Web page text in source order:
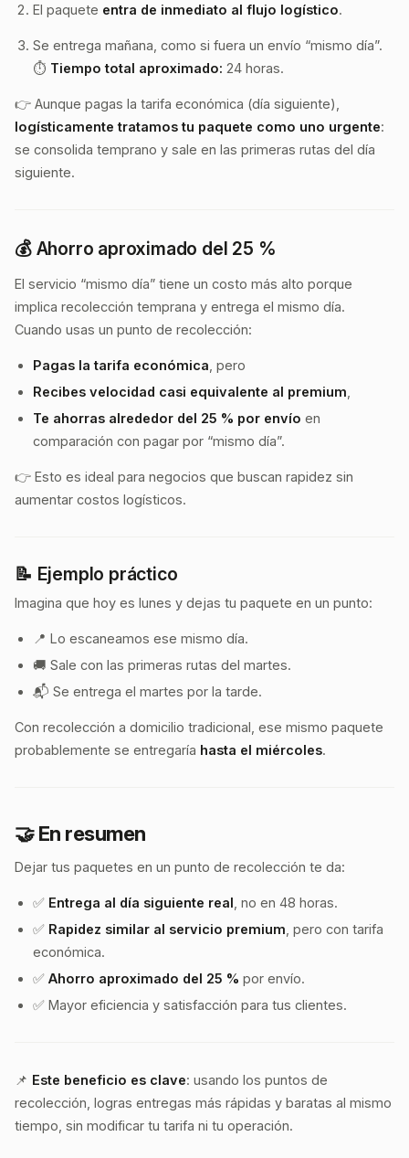
El paquete entra de inmediato al flujo logístico.
Se entrega mañana, como si fuera un envío “mismo día”.
⏱️ Tiempo total aproximado: 24 horas.
👉 Aunque pagas la tarifa económica (día siguiente),
logísticamente tratamos tu paquete como uno urgente:
se consolida temprano y sale en las primeras rutas del día
siguiente.
💰 Ahorro aproximado del 25 %
El servicio “mismo día” tiene un costo más alto porque
implica recolección temprana y entrega el mismo día.
Cuando usas un punto de recolección:
Pagas la tarifa económica , pero
Recibes velocidad casi equivalente al premium
Te ahorras alrededor del 25 % por envío en
comparación con pagar por “mismo día”.
👉 Esto es ideal para negocios que buscan rapidez sin
aumentar costos logísticos.
📝 Ejemplo práctico
Imagina que hoy es lunes y dejas tu paquete en un punto:
📍 Lo escaneamos ese mismo día.
🚚 Sale con las primeras rutas del martes.
📬 Se entrega el martes por la tarde.
Con recolección a domicilio tradicional, ese mismo paquete
probablemente se entregaría hasta el miércoles.
🤝 En resumen
Dejar tus paquetes en un punto de recolección te da:
✅ Entrega al día siguiente real , no en 48 horas.
✅ Rapidez similar al servicio premium , pero con tarifa
económica.
✅ Ahorro aproximado del 25 % por envío.
✅ Mayor eficiencia y satisfacción para tus clientes.
📌 Este beneficio es clave: usando los puntos de
recolección, logras entregas más rápidas y baratas al mismo
tiempo, sin modificar tu tarifa ni tu operación.